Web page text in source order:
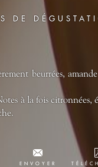
DE
beurrées,
à la fois citronnées,
ENVOYER